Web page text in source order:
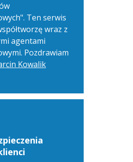
Ten serwis
wraz z
agentami
Pozdrawiam
Kowalik